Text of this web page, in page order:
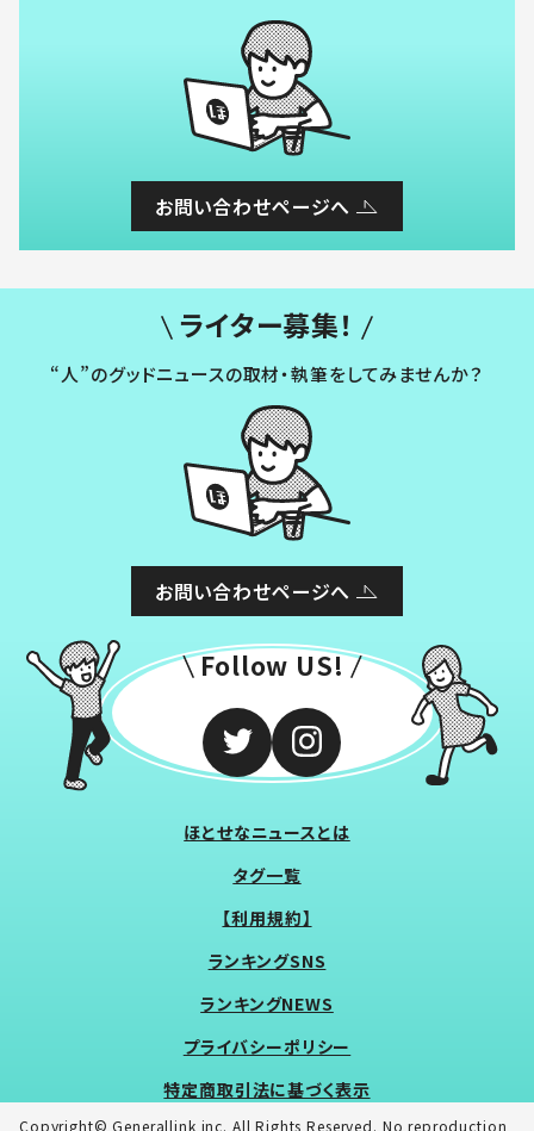
お問い合わせページへ
ライター募集！
“人”のグッドニュースの取材・執筆をしてみませんか？
お問い合わせページへ
Follow US!
ほとせなニュースとは
タグ一覧
【利用規約】
ランキングSNS
ランキングNEWS
プライバシーポリシー
特定商取引法に基づく表示
Copyright© Generallink inc. All Rights Reserved. No reproduction